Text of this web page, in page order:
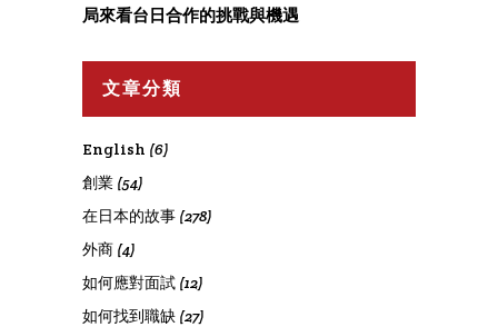
局來看台日合作的挑戰與機遇
文章分類
English (6)
創業 (54)
在日本的故事 (278)
外商 (4)
如何應對面試 (12)
如何找到職缺 (27)